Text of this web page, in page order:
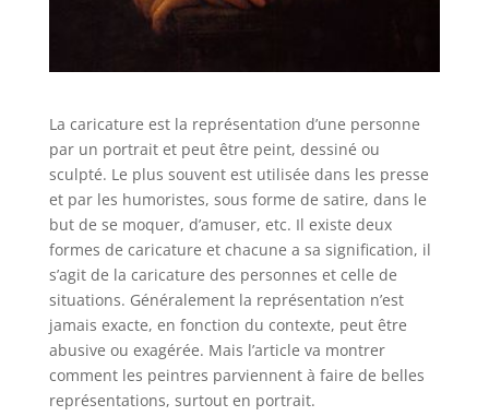
La caricature est la représentation d’une personne
par un portrait et peut être peint, dessiné ou
sculpté. Le plus souvent est utilisée dans les presse
et par les humoristes, sous forme de satire, dans le
but de se moquer, d’amuser, etc. Il existe deux
formes de caricature et chacune a sa signification, il
s’agit de la caricature des personnes et celle de
situations. Généralement la représentation n’est
jamais exacte, en fonction du contexte, peut être
abusive ou exagérée. Mais l’article va montrer
comment les peintres parviennent à faire de belles
représentations, surtout en portrait.